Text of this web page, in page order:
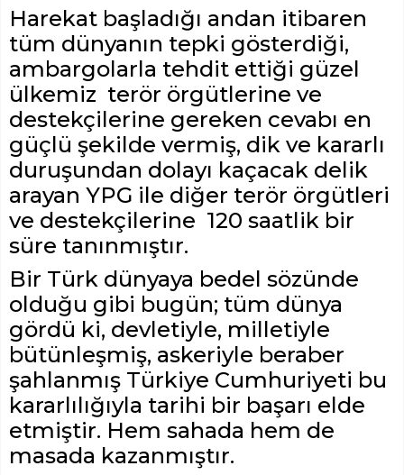
Harekat başladığı andan itibaren
tüm dünyanın tepki gösterdiği,
ambargolarla tehdit ettiği güzel
ülkemiz terör örgütlerine ve
destekçilerine gereken cevabı en
güçlü şekilde vermiş, dik ve kararlı
duruşundan dolayı kaçacak delik
arayan YPG ile diğer terör örgütleri
ve destekçilerine 120 saatlik bir
süre tanınmıştır.
Bir Türk dünyaya bedel sözünde
olduğu gibi bugün; tüm dünya
gördü ki, devletiyle, milletiyle
bütünleşmiş, askeriyle beraber
şahlanmış Türkiye Cumhuriyeti bu
kararlılığıyla tarihi bir başarı elde
etmiştir. Hem sahada hem de
masada kazanmıştır.